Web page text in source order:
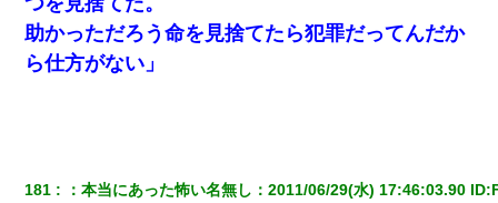
助かっただろう命を見捨てたら犯罪だってんだか
ら仕方がない」
181 ：本当にあった怖い名無し ：2011/06/29(水) 17:46:03.90 ID: